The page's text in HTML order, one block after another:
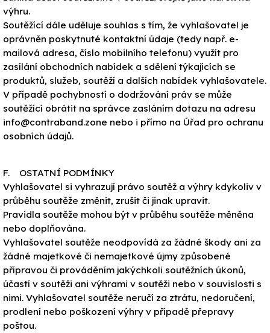
výhru.
Soutěžící dále uděluje souhlas s tím, že vyhlašovatel je
oprávněn poskytnuté kontaktní údaje (tedy např. e-
mailová adresa, číslo mobilního telefonu) využít pro
zasílání obchodních nabídek a sdělení týkajících se
produktů, služeb, soutěží a dalších nabídek vyhlašovatele.
V případě pochybností o dodržování práv se může
soutěžící obrátit na správce zasláním dotazu na adresu
info@contraband.zone nebo i přímo na Úřad pro ochranu
osobních údajů.
F. OSTATNÍ PODMÍNKY
Vyhlašovatel si vyhrazují právo soutěž a výhry kdykoliv v
průběhu soutěže změnit, zrušit či jinak upravit.
Pravidla soutěže mohou být v průběhu soutěže měněna
nebo doplňována.
Vyhlašovatel soutěže neodpovídá za žádné škody ani za
žádné majetkové či nemajetkové újmy způsobené
přípravou či prováděním jakýchkoli soutěžních úkonů,
účastí v soutěži ani výhrami v soutěži nebo v souvislosti s
nimi. Vyhlašovatel soutěže neručí za ztrátu, nedoručení,
prodlení nebo poškození výhry v případě přepravy
poštou.